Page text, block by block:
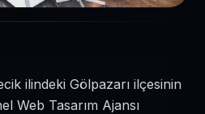
ilindeki Gölpazarı ilçesinin
Web Tasarım Ajansı